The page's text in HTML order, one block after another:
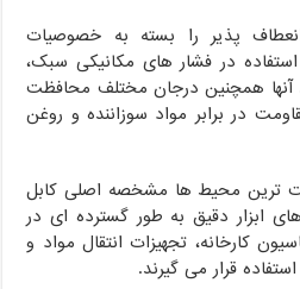
پذیر را بسته به خصوصیات
در فشار های مکانیکی سبک،
آنها همچنین درجان مختلف محافظت
در برابر مواد سوزاننده و روغن
ترین محیط ها مشخصه اصلی کابل
ابزار دقیق به طور گسترده ای در
کارخانه، تجهیزات انتقال مواد و
قرار می گیرند.